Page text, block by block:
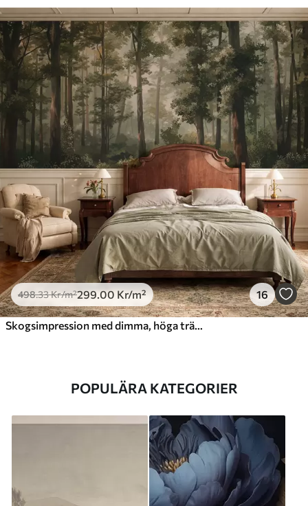
498.33Kr/m²299.00 Kr/m² 16
POPULÄRA KATEGORIER